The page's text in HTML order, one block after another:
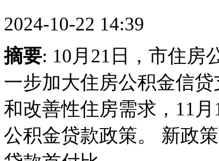
2024-10-22 14:39
摘要: 10月21日，市住房
一步加大住房公积金信
和改善性住房需求，11
公积金贷款政策。 新政